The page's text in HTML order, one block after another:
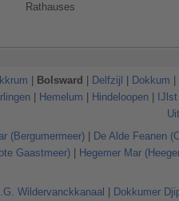
Rathauses
Bolsward Delfzijl Dokkum
| Hemelum Hindeloopen| IJlst|
(Bergumermeer)| De Alde Feanen
Gaastmeer)
Hegemer Mar
Wildervanckkanaal | Dokkumer